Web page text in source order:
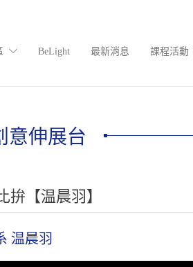
BeLight 最新消息 課程活動
意伸展台
拚【温晨羽】
温晨羽